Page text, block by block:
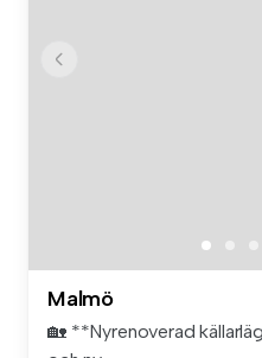
Malmö
🏡 **Nyrenoverad